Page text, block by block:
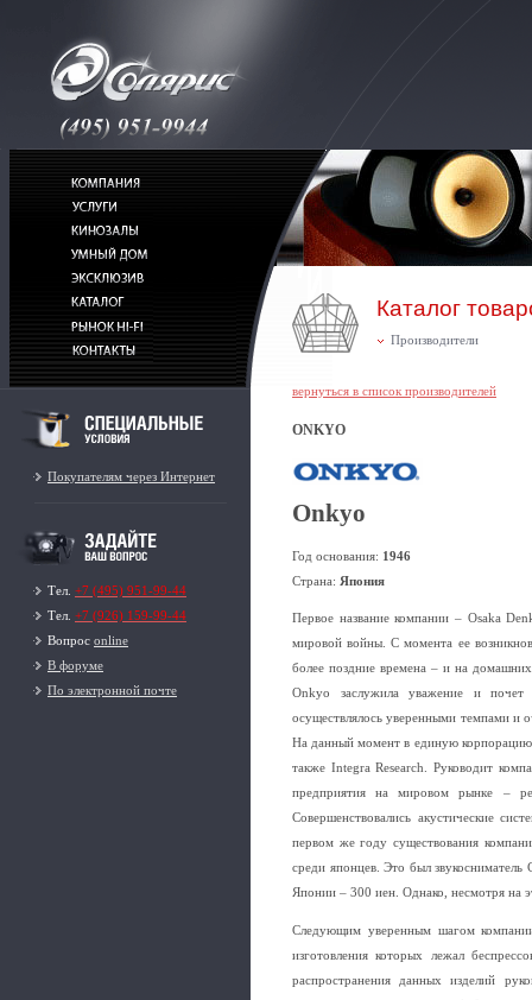
Покупателям через Интернет
Тел. +7 (495) 951-99-44
Тел. +7 (926) 159-99-44
Вопрос online
В форуме
По электронной почте
Каталог
Производители
вернуться в список производителей
ONKYO
Onkyo
Год основания: 1946
Страна: Япония
Первое название компании – Osaka
мировой войны. С момента ее
более поздние времена – и на
Onkyo заслужила уважение и почет
осуществлялось уверенными темпами и
На данный момент в единую
также Integra Research. Руководит
предприятия на мировом рынке –
Совершенствовались акустические
первом же году существования
среди японцев. Это был
Японии – 300 иен. Однако, несмотря на
Следующим уверенным шагом
изготовления которых лежал
распространения данных изделий